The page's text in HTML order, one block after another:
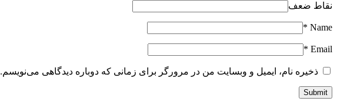
نقاط ضعف
Name
*
Email
*
ذخیره نام، ایمیل و وبسایت من در مرورگر برای زمانی که دوباره دیدگاهی می‌نویسم.